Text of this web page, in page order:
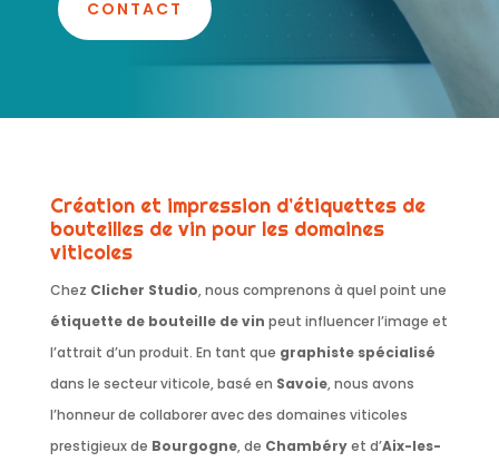
CONTACT
Création et impression d’étiquettes de
bouteilles de vin pour les domaines
viticoles
Chez Clicher Studio, nous comprenons à quel point une
étiquette de bouteille de vin peut influencer l’image et
l’attrait d’un produit. En tant que graphiste spécialisé
dans le secteur viticole, basé en Savoie, nous avons
l’honneur de collaborer avec des domaines viticoles
prestigieux de Bourgogne, de Chambéryet d’Aix-les-